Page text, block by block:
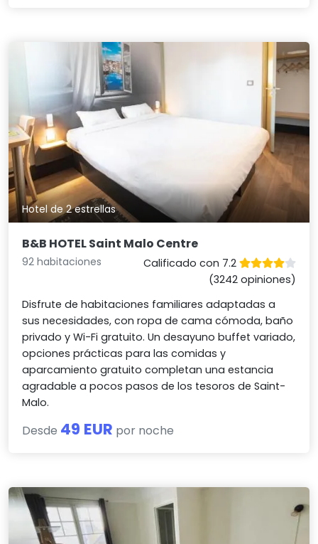
Hotel de 2 estrellas
B&B HOTEL Saint Malo Centre
92 habitaciones
Calificado con 7.2
(3242 opiniones)
Disfrute de habitaciones familiares adaptadas a
sus necesidades, con ropa de cama cómoda, baño
privado y Wi-Fi gratuito. Un desayuno buffet variado,
opciones prácticas para las comidas y
aparcamiento gratuito completan una estancia
agradable a pocos pasos de los tesoros de Saint-
Malo.
Desde 49 EUR por noche